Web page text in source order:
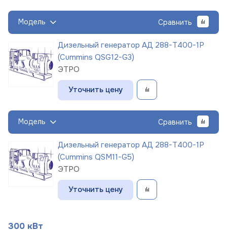
Модель Сравнить
Дизельный генератор АД 288-Т400-1Р
(Cummins QSG12-G3)
ЭТРО
Уточнить цену
Модель Сравнить
Дизельный генератор АД 288-Т400-1Р
(Cummins QSM11-G5)
ЭТРО
Уточнить цену
300 кВт